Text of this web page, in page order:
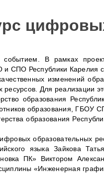
В рамках
и СПО Республики Карелия
изменений
Для реализации
образования
образования, ГБОУ
образования
образовательных
языка Зайкова
ПК» Виктором
«Инженерная